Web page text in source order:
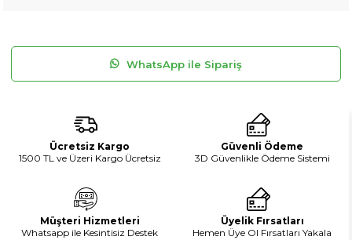
WhatsApp ile Sipariş
Ücretsiz Kargo
1500 TL ve Üzeri Kargo Ücretsiz
Güvenli Ödeme
3D Güvenlikle Ödeme Sistemi
Müşteri Hizmetleri
Whatsapp ile Kesintisiz Destek
Üyelik Fırsatları
Hemen Üye Ol Fırsatları Yakala